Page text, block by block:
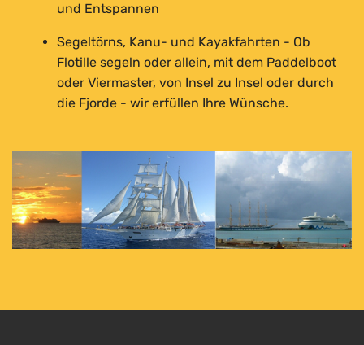
und Entspannen
Segeltörns, Kanu- und Kayakfahrten - Ob
Flotille segeln oder allein, mit dem Paddelboot
oder Viermaster, von Insel zu Insel oder durch
die Fjorde - wir erfüllen Ihre Wünsche.